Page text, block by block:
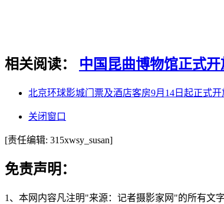
相关阅读： 中国昆曲博物馆正式开
北京环球影城门票及酒店客房9月14日起正式开
关闭窗口
[责任编辑: 315xwsy_susan]
免责声明：
1、本网内容凡注明"来源：记者摄影家网"的所有文